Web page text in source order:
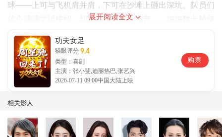
球——上可与飞机肩并肩，下可在沙滩上砸出深坑。队员们
信心满满尝试接招，却被惊得向四处飞奔……短短数十秒便
现代绿茵竞技无缝融合，以极具视觉冲击力的画面构建出独
属于周星驰导演的喜剧世界观。
情怀未远！周星驰携新作唤醒青春记忆
周星驰导演有许多经典作品，无数影迷至今仍在社交平台上
反复回味、逐帧重温，于每一句台词中寻觅熟悉的“周氏味
展开阅读全文
功夫女足
猫眼评分 9.4
类型：喜剧
主演：张小斐,迪丽热巴,张艺兴
2026-07-11 09:00中国大陆上映
购票
相关影人